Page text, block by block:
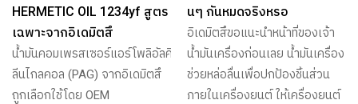
HERMETIC OIL 1234yf สูตร
เฉพาะจากอิเดมิตสึ
น้ำมันคอมเพรสเซอร์แอร์โพลิอัลคิ
ลีนไกลคอล (PAG) จากอิเดมิตสึ
ถูกเลือกใช้โดย OEM
นๆ กันหมดจริงหรอ
อิเดมิตสึขอแนะนำหน้าที่ของเจ้า
น้ำมันเครื่องก่อนเลย น้ำมันเครื่อง
ช่วยหล่อลื่นเพื่อปกป้องชิ้นส่วน
ภายในเครื่องยนต์ ให้เครื่องยนต์